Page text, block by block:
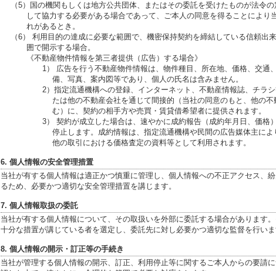
（5）国の機関もしくは地方公共団体、またはその委託を受けたものが法令
して協力する必要がある場合であって、ご本人の同意を得ることにより
れがあるとき。
（6） 利用目的の達成に必要な範囲で、機密保持契約を締結している信頼出
囲で開示する場合。
《不動産物件情報を第三者提供（広告）する場合》
1） 広告を行う不動産物件情報は、物件種目、所在地、価格、交通
備、写真、案内図等であり、個人の氏名は含みません。
2）指定流通機構への登録、インターネット、不動産情報誌、チラ
たは他の不動産会社を通じて間接的（当社の同意のもと、他の
む）に、契約の相手方や売買・賃貸借希望者に提供されます。
3） 契約が成立した場合は、速やかに成約報告（成約年月日、価格
停止します。成約情報は、指定流通機構や民間の広告媒体主によ
他の取引における価格査定の資料等として利用されます。
6. 個人情報の安全管理措置
当社が有する個人情報は適正かつ慎重に管理し、個人情報への不正アクセス、
るため、必要かつ適切な安全管理措置を講じます。
7. 個人情報取扱の委託
当社が有する個人情報について、その取扱いを外部に委託する場合があります
十分な措置が講じている者を選定し、委託先に対し必要かつ適切な監督を行いま
8. 個人情報の開示・訂正等の手続き
当社が管理する個人情報の開示、訂正、利用停止等に関するご本人からの要請